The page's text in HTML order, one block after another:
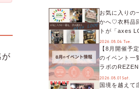
お気に入りの
かへ♡衣料品
トが「axes
デート！活用
が手に入る◎
2026.08.04 Tue.
【8月開催予
のイベント一
ラボの
プチYour
ティまで！8
2026.08.01 Sat.
国境を越えて